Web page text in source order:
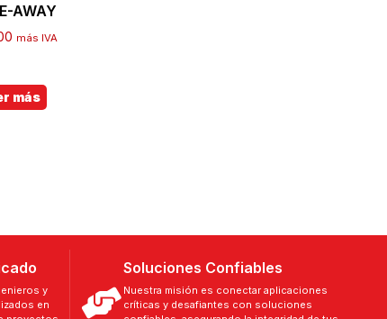
AWAY
más IVA
más
y
en
Soluciones Confiables
Nuestra misión es conectar aplicaciones
críticas y desafiantes con soluciones